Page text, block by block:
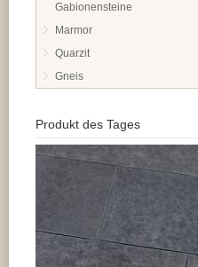
Gabionensteine
Marmor
Quarzit
Gneis
Produkt des Tages